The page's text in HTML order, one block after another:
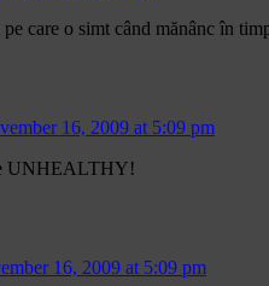
care o simt când mănânc în
16, 2009 at 5:09 pm
UNHEALTHY!
16, 2009 at 5:09 pm